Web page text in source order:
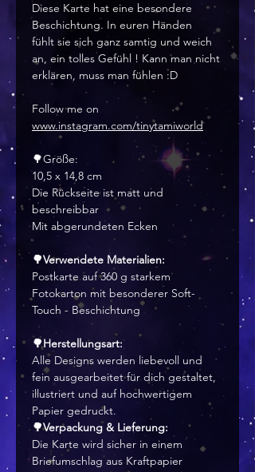
Diese Karte hat eine besondere
Beschichtung. In euren Händen
fühlt sie sich ganz samtig und weich
an, ein tolles Gefühl ! Kann man nicht
erklären, muss man fühlen :D
Follow me on
www.instagram.com/tinytamiworld
🌳Größe:
10,5 x 14,8 cm
Die Rückseite ist matt und
beschreibbar
Mit abgerundeten Ecken
🌳Verwendete Materialien:
Postkarte auf 360 g starkem
Fotokarton mit besonderer Soft-
Touch - Beschichtung
🌳Herstellungsart:
Alle Designs werden liebevoll und
fein ausgearbeitet für dich gestaltet,
illustriert und auf hochwertigem
Papier gedruckt.
🌳Verpackung & Lieferung:
Die Karte wird sicher in einem
Briefumschlag aus Kraftpapier